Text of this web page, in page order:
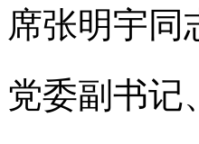
席张明宇同
党委副书记